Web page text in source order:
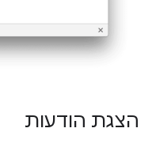
הצגת הודעות